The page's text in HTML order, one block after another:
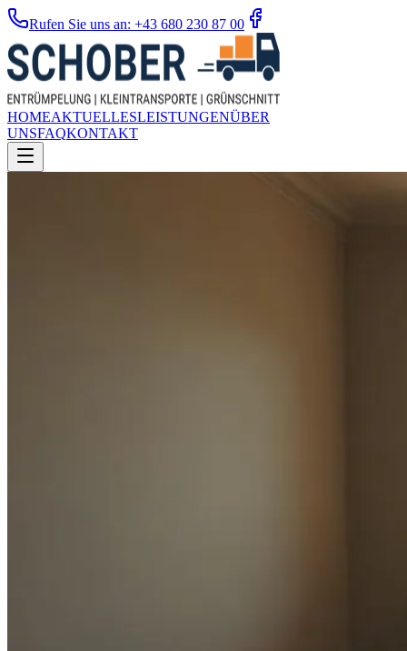
Rufen Sie uns an: +43 680 230 87 00
HOMEAKTUELLESLEISTUNGENÜBER
UNSFAQKONTAKT